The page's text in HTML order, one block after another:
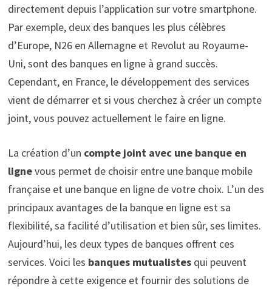
directement depuis l’application sur votre smartphone.
Par exemple, deux des banques les plus célèbres
d’Europe, N26 en Allemagne et Revolut au Royaume-
Uni, sont des banques en ligne à grand succès.
Cependant, en France, le développement des services
vient de démarrer et si vous cherchez à créer un compte
joint, vous pouvez actuellement le faire en ligne.
La création d’un compte joint avec une banque en
lignevous permet de choisir entre une banque mobile
française et une banque en ligne de votre choix. L’un des
principaux avantages de la banque en ligne est sa
flexibilité, sa facilité d’utilisation et bien sûr, ses limites.
Aujourd’hui, les deux types de banques offrent ces
services. Voici les banques mutualistes qui peuvent
répondre à cette exigence et fournir des solutions de